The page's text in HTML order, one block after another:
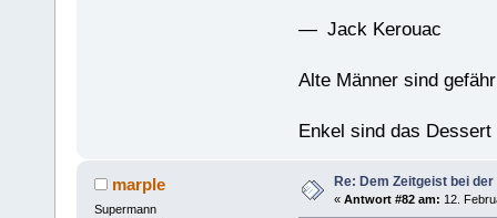
— Jack Kerouac
Alte Männer sind
Enkel sind das
marple
Supermann
Re: Dem Zeitgeist bei
« Antwort #82 am: 12.